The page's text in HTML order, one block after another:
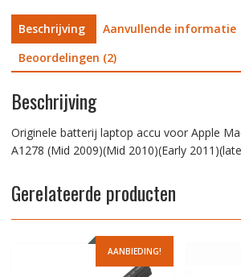
(Mid
2010)
(Early
2011)
2011)
2012）
aantal
Beschrijving
Aanvullende informatie
Beoordelingen (2)
Beschrijving
Originele batterij laptop accu voor Apple
A1278 (Mid 2009)(Mid 2010)(Early
Gerelateerde producten
AANBIEDING!